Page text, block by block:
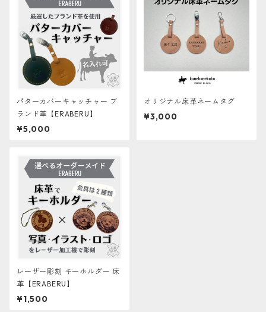
パターカバーキャッチャー ブ
ランド革【ERABERU】
¥5,000
オリジナル床革ネームタグ
¥3,000
レーザー彫刻 キーホルダー 床
革【ERABERU】
¥1,500